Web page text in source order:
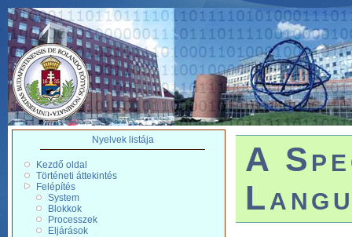
Nyelvek listája
Kezdő oldal
Történeti áttekintés
Felépítés
System
Blokkok
Processzek
Eljárások
A